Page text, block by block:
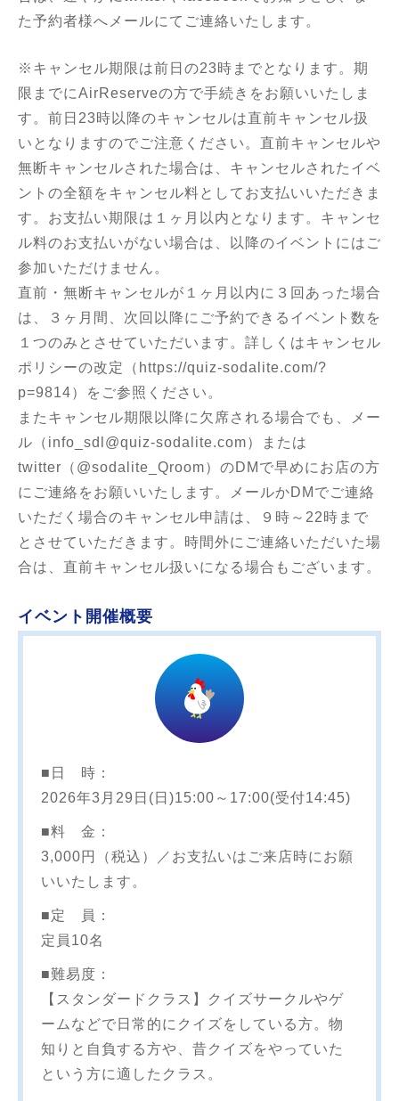
た予約者様へメールにてご連絡いたします。
※キャンセル期限は前日の23時までとなります。期
限までにAirReserveの方で手続きをお願いいたしま
す。前日23時以降のキャンセルは直前キャンセル扱
いとなりますのでご注意ください。直前キャンセルや
無断キャンセルされた場合は、キャンセルされたイベ
ントの全額をキャンセル料としてお支払いいただきま
す。お支払い期限は１ヶ月以内となります。キャンセ
ル料のお支払いがない場合は、以降のイベントにはご
参加いただけません。
直前・無断キャンセルが１ヶ月以内に３回あった場合
は、３ヶ月間、次回以降にご予約できるイベント数を
１つのみとさせていただいます。詳しくはキャンセル
ポリシーの改定（ https://quiz-sodalite.com/?
p=9814）をご参照ください。
またキャンセル期限以降に欠席される場合でも、メー
ル（info_sdl@quiz-sodalite.com）または
twitter（@sodalite_Qroom）のDMで早めにお店の方
にご連絡をお願いいたします。メールかDMでご連絡
いただく場合のキャンセル申請は、９時～22時まで
とさせていただきます。時間外にご連絡いただいた場
合は、直前キャンセル扱いになる場合もございます。
イベント開催概要
■日 時：
2026年3月29日(日)15:00～17:00(受付14:45)
■料 金：
3,000円（税込）／お支払いはご来店時にお願
いいたします。
■定 員：
定員10名
■難易度：
【スタンダードクラス】クイズサークルやゲ
ームなどで日常的にクイズをしている方。物
知りと自負する方や、昔クイズをやっていた
という方に適したクラス。